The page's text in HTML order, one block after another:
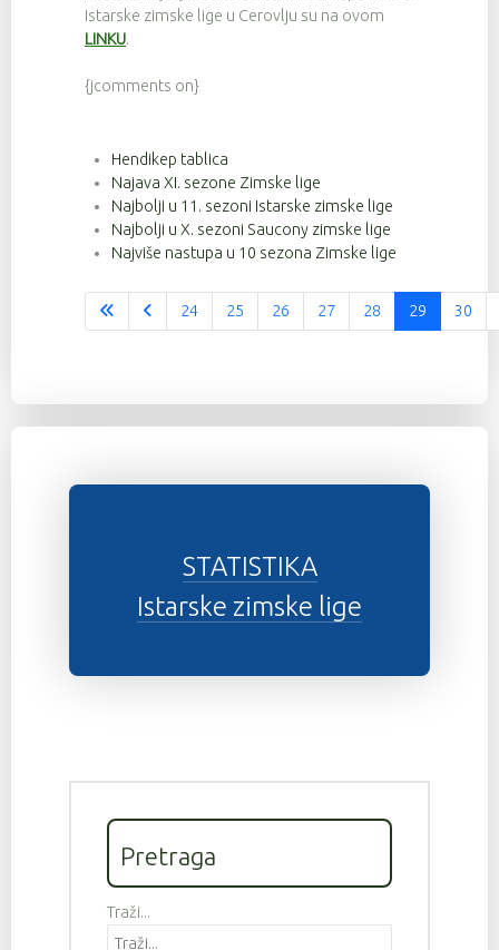
Istarske zimske lige u Cerovlju su na ovom
LINKU.
{jcomments on}
Hendikep tablica
Najava XI. sezone Zimske lige
Najbolji u 11. sezoni Istarske zimske lige
Najbolji u X. sezoni Saucony zimske lige
Najviše nastupa u 10 sezona Zimske lige
Stranica 29 od 37
24 25 26 27 28 29 30
STATISTIKA
Istarske zimske lige
Pretraga
Traži...